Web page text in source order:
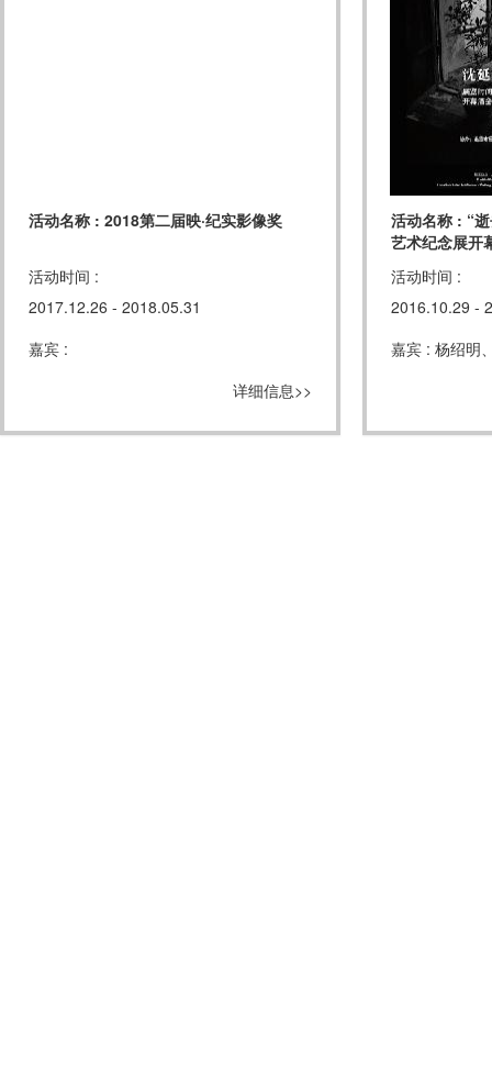
活动名称 : 2018第二届映·纪实影像奖
活动时间 :
2017.12.26 - 2018.05.31
嘉宾 :
详细信息>>
活动名称 : “
艺术纪念展开
活动时间 :
2016.10.29 -
嘉宾 : 杨绍明